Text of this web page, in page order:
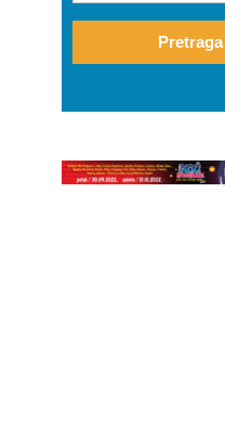
Pretraga